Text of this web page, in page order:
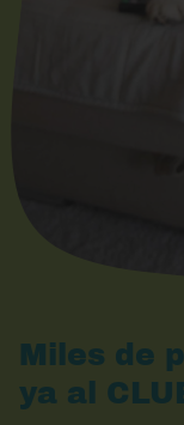
Miles de
ya al